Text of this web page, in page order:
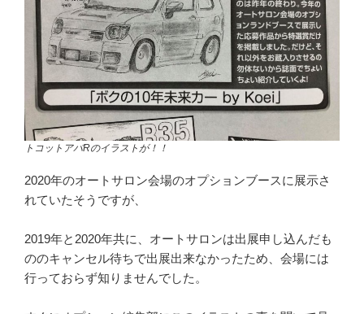
トコットアバRのイラストが！！
2020年のオートサロン会場のオプションブースに展示さ
れていたそうですが、
2019年と2020年共に、オートサロンは出展申し込んだも
ののキャンセル待ちで出展出来なかったため、会場には
行っておらず知りませんでした。